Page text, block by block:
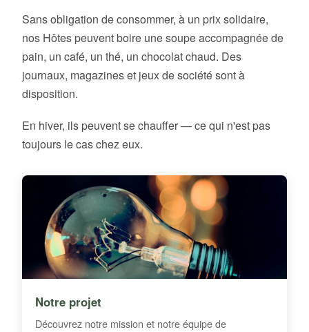
Sans obligation de consommer, à un prix solidaire,
nos Hôtes peuvent boire une soupe accompagnée de
pain, un café, un thé, un chocolat chaud. Des
journaux, magazines et jeux de société sont à
disposition.
En hiver, ils peuvent se chauffer — ce qui n'est pas
toujours le cas chez eux.
Notre projet
Découvrez notre mission et notre équipe de